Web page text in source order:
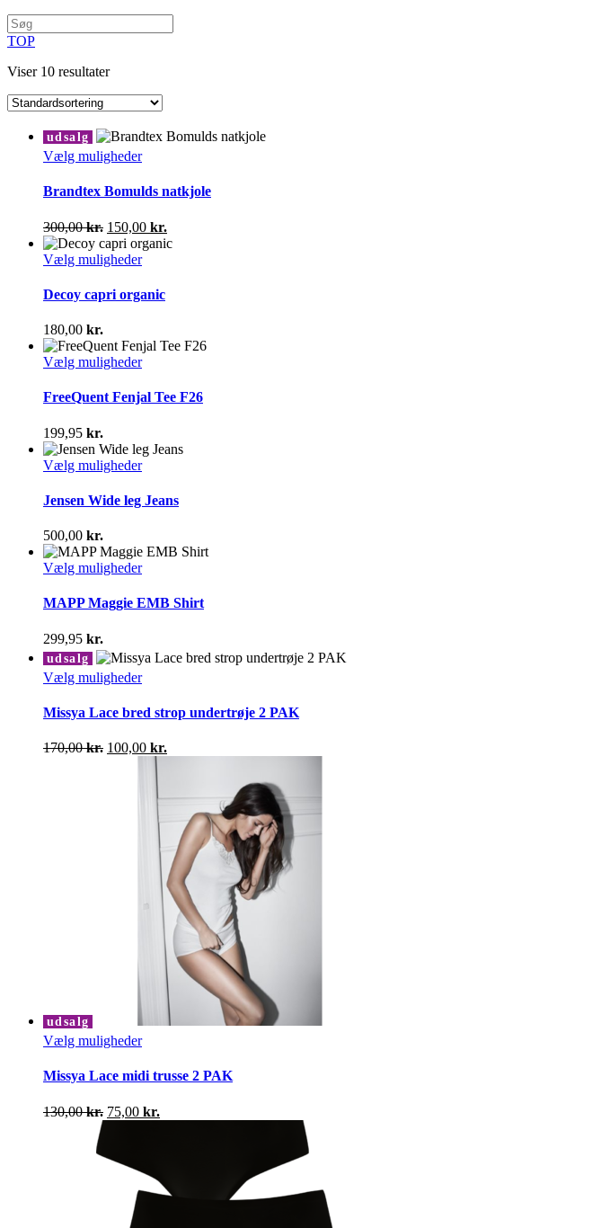
TOP
Viser 10 resultater
udsalg
Vælg mulighederDette
har
varianter.
Mulighederne
kan
vælges
varesiden
Brandtex Bomulds natkjole
300,00kr. Den
oprindelige
pris
300,00 kr..
150,00 kr.
aktuelle
Vælg mulighederDette
har
Mulighederne
kan
vælges
varesiden
Decoy capri organic
180,00 kr.
Vælg mulighederDette
har
Mulighederne
kan
vælges
varesiden
FreeQuent Fenjal Tee F26
199,95 kr.
Vælg mulighederDette
har
Mulighederne
kan
vælges
varesiden
Jensen Wide leg Jeans
500,00 kr.
Vælg mulighederDette
har
kan
vælges
varesiden
MAPP Maggie EMB Shirt
299,95 kr.
udsalg
Vælg mulighederDette
har
varianter.
Mulighederne
kan
vælges
varesiden
Missya Lace bred strop undertrøje 2 PAK
170,00kr. Den
oprindelige
170,00 kr..
100,00 kr.
er:
100,00 kr..
udsalg
Vælg mulighederDette
har
varianter.
Mulighederne
på
varesiden
Missya Lace midi trusse 2 PAK
130,00kr. Den
var:
130,00 kr..
75,00 kr.